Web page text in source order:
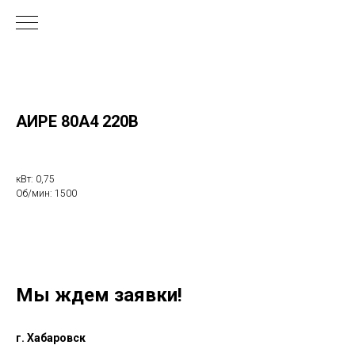
АИРЕ 80А4 220В
кВт: 0,75
Об/мин: 1500
Мы ждем заявки!
г. Хабаровск